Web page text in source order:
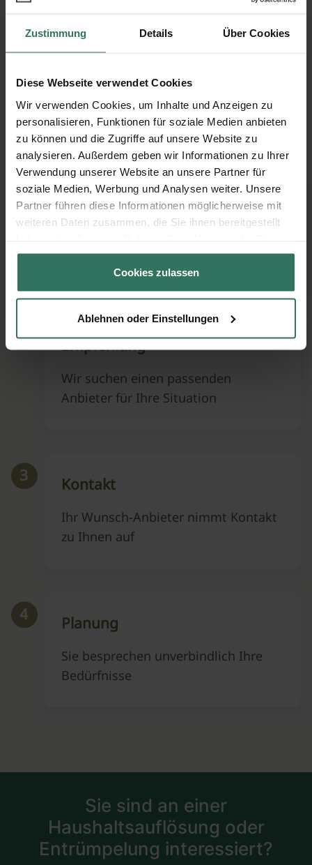
Zustimmung Details Über Cookies
Diese Webseite verwendet Cookies
Wir verwenden Cookies, um Inhalte und Anzeigen zu
personalisieren, Funktionen für soziale Medien anbieten
zu können und die Zugriffe auf unsere Website zu
analysieren. Außerdem geben wir Informationen zu Ihrer
Verwendung unserer Website an unsere Partner für
soziale Medien, Werbung und Analysen weiter. Unsere
Partner führen diese Informationen möglicherweise mit
weiteren Daten zusammen, die Sie ihnen bereitgestellt
gesammelt haben.
Cookies zulassen
Ablehnen oder Einstellungen
Wie läuft eine Haushaltsauflösung
oder Entrümpelung ab?
Von der Buchung bis zur Durchführung
1 Anfrage
und Wünsche mit
2 Empfehlung
Wir suchen einen passenden
Anbieter für Ihre Situation
3 Kontakt
Ihr Wunsch-Anbieter nimmt Kontakt
zu Ihnen auf
4 Planung
Sie besprechen unverbindlich Ihre
Bedürfnisse